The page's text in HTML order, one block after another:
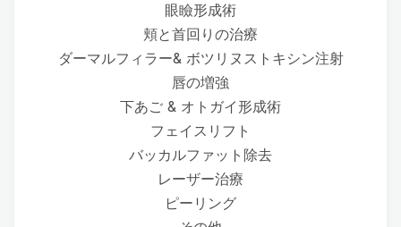
眼瞼形成術
頬と首回りの治療
ダーマルフィラー& ボツリヌストキシン注射
唇の増強
下あご & オトガイ形成術
フェイスリフト
バッカルファット除去
レーザー治療
ピーリング